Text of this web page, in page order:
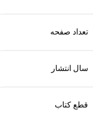
تعداد صفحه
سال انتشار
قطع کتاب